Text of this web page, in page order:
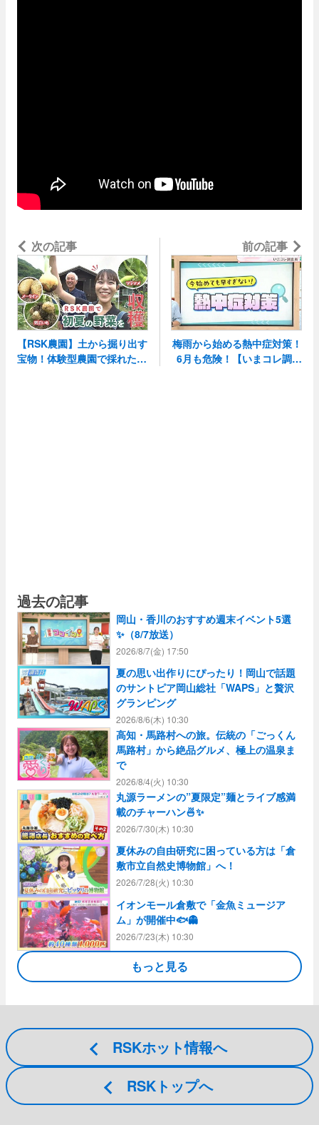
次の記事
【RSK農園】土から掘り出す
宝物！体験型農園で採れたて
野菜収穫＆絶品BBQ！
前の記事
梅雨から始める熱中症対策！
6月も危険！【いまコレ調査
過去の記事
岡山・香川のおすすめ週末イベント5選
✨（8/7放送）
2026/8/7(金) 17:50
夏の思い出作りにぴったり！岡山で話題
のサントピア岡山総社「WAPS」と贅沢
グランピング
2026/8/6(木) 10:30
高知・馬路村への旅。伝統の「ごっくん
馬路村」から絶品グルメ、極上の温泉ま
で
2026/8/4(火) 10:30
丸源ラーメンの”夏限定”麺とライブ感満
載のチャーハン🍜✨
2026/7/30(木) 10:30
夏休みの自由研究に困っている方は「倉
敷市立自然史博物館」へ！
2026/7/28(火) 10:30
イオンモール倉敷で「金魚ミュージア
ム」が開催中🐟👻
2026/7/23(木) 10:30
もっと見る
RSKトップ
RSKホット情報